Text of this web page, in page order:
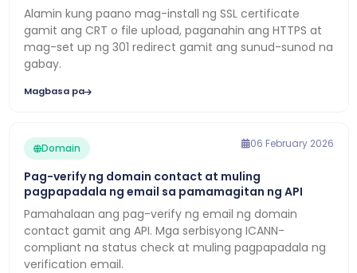
Alamin kung paano mag-install ng SSL certificate
gamit ang CRT o file upload, paganahin ang HTTPS at
mag-set up ng 301 redirect gamit ang sunud-sunod na
gabay.
Magbasa pa
Domain 06 February 2026
Pag-verify ng domain contact at muling
pagpapadala ng email sa pamamagitan ng API
Pamahalaan ang pag-verify ng email ng domain
contact gamit ang API. Mga serbisyong ICANN-
compliant na status check at muling pagpapadala ng
verification email.